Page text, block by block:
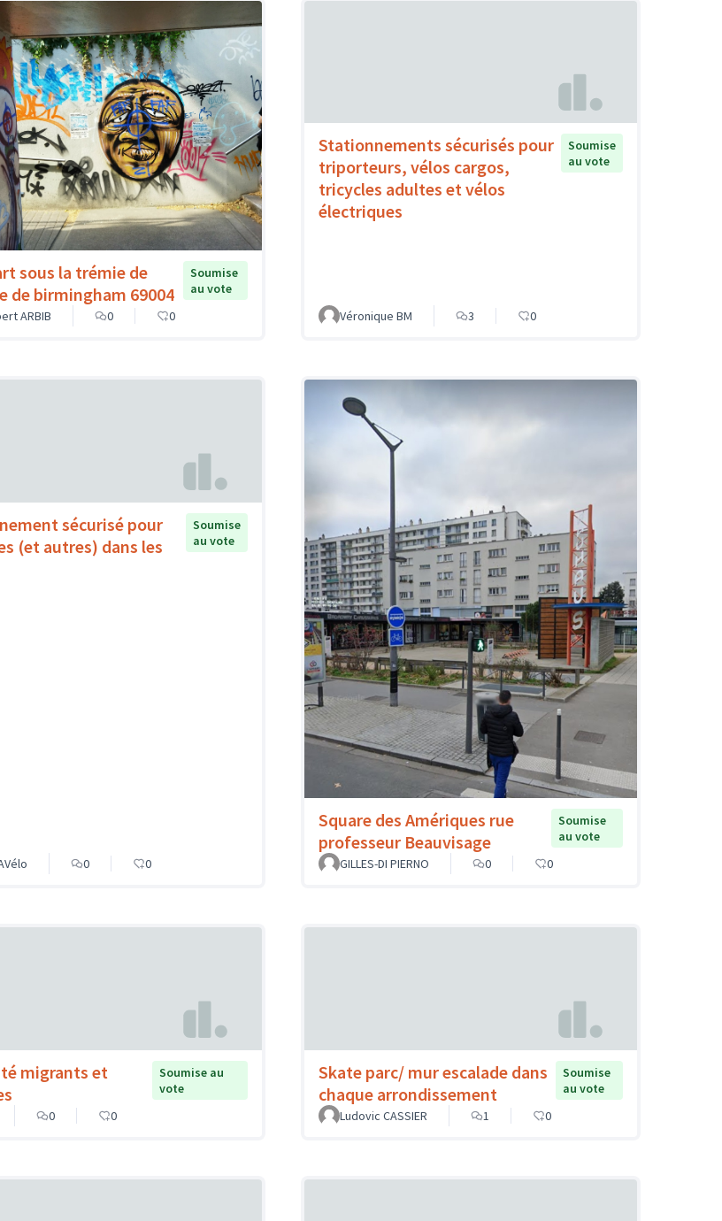
sous la trémie de
de birmingham 69004
Soumise
au vote
ARBIB
0 0
Stationnements sécurisés pour
triporteurs, vélos cargos,
tricycles adultes et vélos
électriques
Soumise
au vote
Véronique BM 3 0
sécurisé pour
(et autres) dans les
Soumise
au vote
0 0
Square des Amériques rue
professeur Beauvisage
Soumise
au vote
GILLES-DI PIERNO
0 0
migrants et
Soumise au
vote
0 0
Skate parc/ mur escalade dans
chaque arrondissement
Soumise
au vote
Ludovic CASSIER
1 0